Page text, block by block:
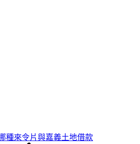
種來令片與嘉義土地借款